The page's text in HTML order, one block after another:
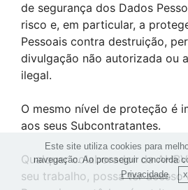
de segurança dos Dados
risco e, em particular, a
Pessoais contra destruição,
divulgação não autorizada ou
ilegal.
O mesmo nível de proteção é
aos seus Subcontratantes.
Qualquer colaborador da
seu trabalho, possa ter acesso
Este site utiliza cookies para
navegação. Ao prosseguir concorda
Privacidade.